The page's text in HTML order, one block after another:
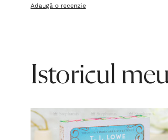
Adaugă o recenzie
Istoricul meu